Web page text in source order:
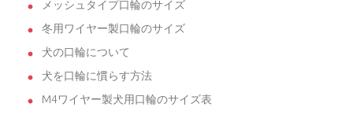
メッシュタイプ口輪のサイズ
冬用ワイヤー製口輪のサイズ
犬の口輪について
犬を口輪に慣らす方法
M4ワイヤー製犬用口輪のサイズ表